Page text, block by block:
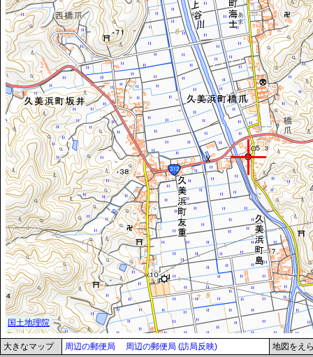
大きなマップ 周辺の郵便局 周辺の郵便局 (訪局反映) 地図をえ